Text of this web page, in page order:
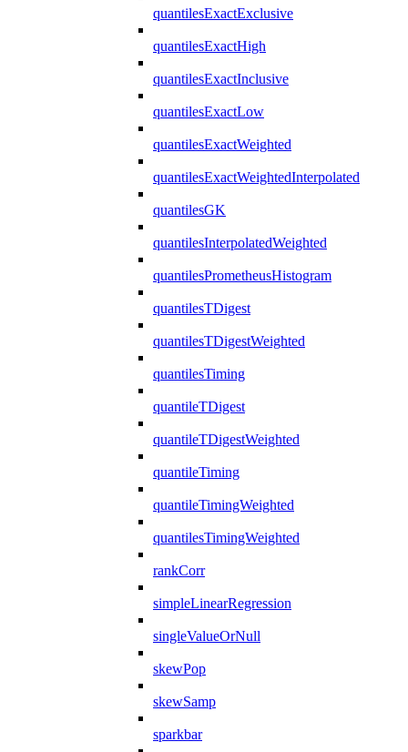
quantilesExactExclusive
quantilesExactHigh
quantilesExactInclusive
quantilesExactLow
quantilesExactWeighted
quantilesExactWeightedInterpolated
quantilesGK
quantilesInterpolatedWeighted
quantilesPrometheusHistogram
quantilesTDigest
quantilesTDigestWeighted
quantilesTiming
quantileTDigest
quantileTDigestWeighted
quantileTiming
quantileTimingWeighted
quantilesTimingWeighted
rankCorr
simpleLinearRegression
singleValueOrNull
skewPop
skewSamp
sparkbar